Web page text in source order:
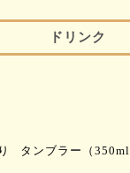
ドリンク
タンブラー（ 350ml